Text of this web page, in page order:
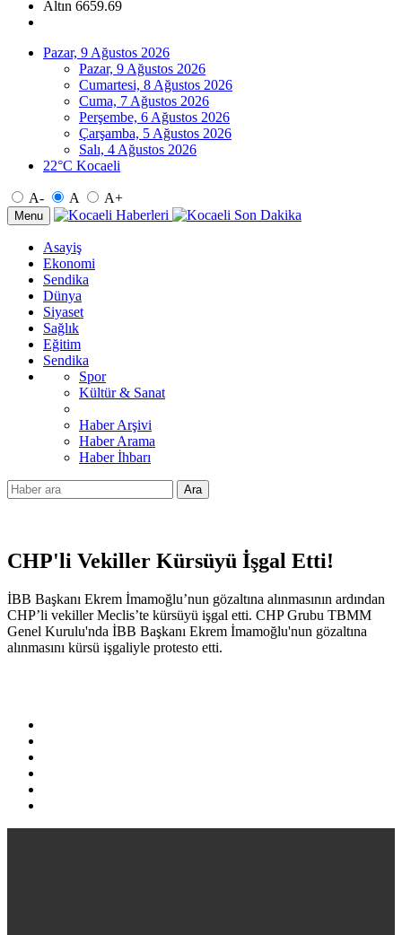
Altın 6659.69
Pazar, 9 Ağustos 2026
Pazar, 9 Ağustos 2026
Cumartesi, 8 Ağustos 2026
Cuma, 7 Ağustos 2026
Perşembe, 6 Ağustos 2026
Çarşamba, 5 Ağustos 2026
Salı, 4 Ağustos 2026
22°C Kocaeli
A- A A+
Menu
Asayiş
Ekonomi
Sendika
Dünya
Siyaset
Sağlık
Eğitim
Sendika
Spor
Kültür & Sanat
Haber Arşivi
Haber Arama
Haber İhbarı
Ara
CHP'li Vekiller Kürsüyü İşgal Etti!
İBB Başkanı Ekrem İmamoğlu’nun gözaltına alınmasının ardından
CHP’li vekiller Meclis’te kürsüyü işgal etti. CHP Grubu TBMM
Genel Kurulu'nda İBB Başkanı Ekrem İmamoğlu'nun gözaltına
alınmasını kürsü işgaliyle protesto etti.